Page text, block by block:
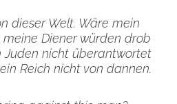
dieser Welt. Wäre mein
Diener würden drob
nicht überantwortet
Reich nicht von dannen.